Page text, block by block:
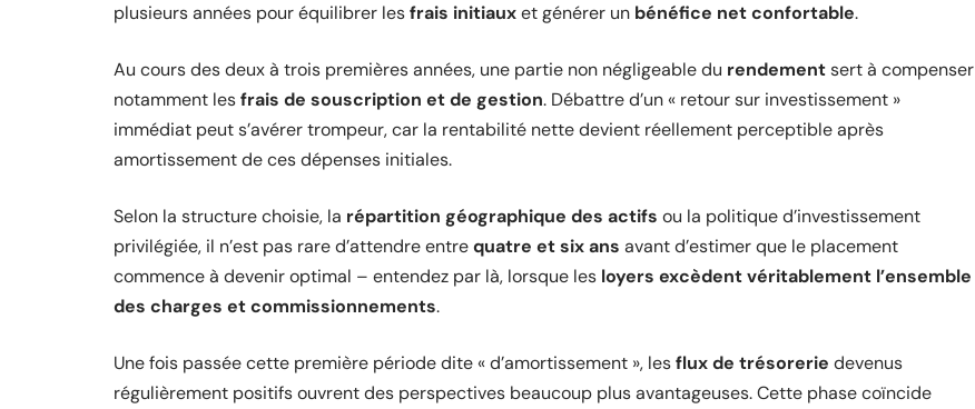
plusieurs années pour équilibrer lesfrais initiauxet générer un bénéfice net confortable.
Au cours des deux à trois premières années, une partie non négligeable du rendementsert à compenser
notamment lesfrais de souscription et de gestion. Débattre d’un « retour sur investissement »
immédiat peut s’avérer trompeur, car la rentabilité nette devient réellement perceptible après
amortissement de ces dépenses initiales.
Selon la structure choisie, la répartition géographique des actifs ou la politique d’investissement
privilégiée, il n’est pas rare d’attendre entrequatre et six ans avant d’estimer que le placement
commence à devenir optimal – entendez par là, lorsque les loyers excèdent véritablement l’ensemble
des charges et commissionnements.
Une fois passée cette première période dite « d’amortissement », lesflux de trésorerie devenus
régulièrement positifs ouvrent des perspectives beaucoup plus avantageuses. Cette phase coïncide